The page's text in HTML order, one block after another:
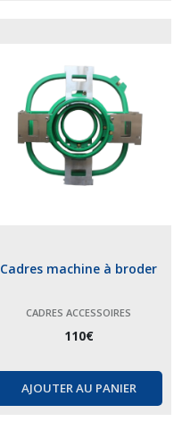
Cadres machine à broder
CADRES ACCESSOIRES
110€
AJOUTER AU PANIER